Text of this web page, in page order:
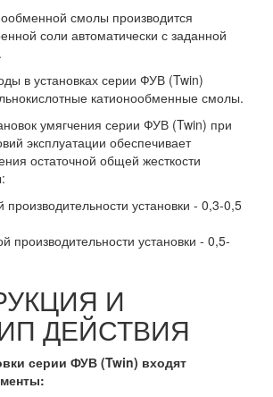
смолы производится
соли автоматически с заданной
в установках серии ФУВ (Twin)
катионообменные смолы.
умягчения серии ФУВ (Twin) при
эксплуатации обеспечивает
остаточной общей жесткости
установки - 0,3-0,5
производительности установки - 0,5-
И
ДЕЙСТВИЯ
серии ФУВ (Twin) входят